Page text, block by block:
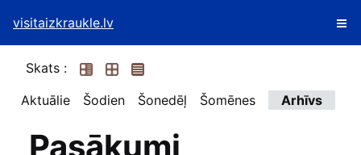
visitaizkraukle.lv
Skats :
Aktuālie
Šodien Šonedēļ Šomēnes Arhīvs
Pasākumi